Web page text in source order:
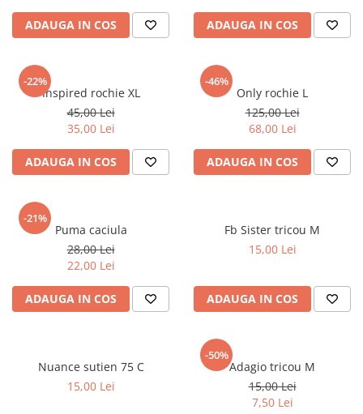
Fuste
Hanorace
Lenjerii si pijamale
Pantaloni
Pulovere
Rochii
Sacouri si Costume
Salopete
Sport
Pulovere
sport
Tricouri si maiouri
Pantaloni scurti
Rochii&Fuste/Sacouri
Salopete
veste
ADAUGA IN COS ADAUGA IN COS
-22%
Inspired rochie XL
45,00 Lei
35,00 Lei
ADAUGA IN COS
-46%
Only rochie L
125,00 Lei
68,00 Lei
ADAUGA IN COS
-21%
Puma caciula
28,00 Lei
22,00 Lei
ADAUGA IN COS
Fb Sister tricou M
15,00 Lei
ADAUGA IN COS
Nuance sutien 75 C
15,00 Lei
-50%
Adagio tricou M
15,00 Lei
7,50 Lei